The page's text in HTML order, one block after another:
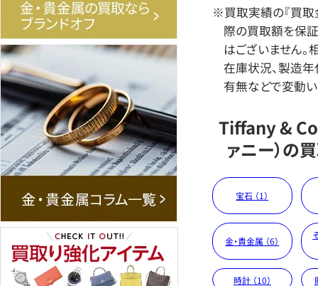
※買取実績の『買取
際の買取額を保
はございません。
在庫状況、製造年
有無などで変動い
Tiffany & Co.
ァニー）の
宝石 （1）
金・貴金属 （6）
時計 （10）